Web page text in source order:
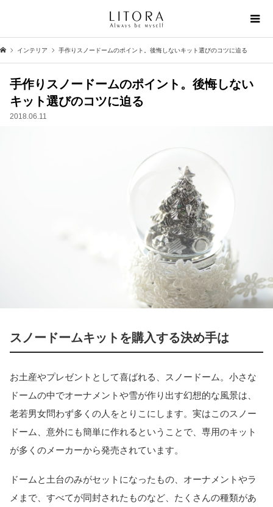
インテリア 手作りスノードームのポイント。後悔しないキット選びのコツに迫る
手作りスノードームのポイント。後悔しない
キット選びのコツに迫る
2018.06.11
スノードームキットを購入する決め手は
お土産やプレゼントとして喜ばれる、スノードーム。小さな
ドームの中でオーナメントや雪が作り出す幻想的な風景は、
老若男女問わず多くの人をとりこにします。実はこのスノー
ドーム、意外にも簡単に作れるということで、専用のキット
が多くのメーカーから発売されています。
ドームと土台のみがセットになったもの、オーナメントやラ
メまで、すべてが同封されたものなど、たくさんの種類があ